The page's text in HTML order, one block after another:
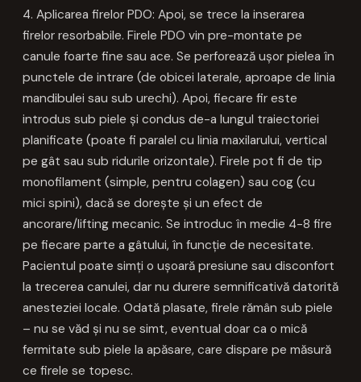
4. Aplicarea firelor PDO: Apoi, se trece la inserarea
firelor resorbabile. Firele PDO vin pre-montate pe
canule foarte fine sau ace. Se perforează ușor pielea în
punctele de intrare (de obicei laterale, aproape de linia
mandibulei sau sub urechi). Apoi, fiecare fir este
introdus sub piele și condus de-a lungul traiectoriei
planificate (poate fi paralel cu linia maxilarului, vertical
pe gât sau sub ridurile orizontale). Firele pot fi de tip
monofilament (simple, pentru colagen) sau cog (cu
mici spini), dacă se dorește și un efect de
ancorare/lifting mecanic. Se introduc în medie 4-8 fire
pe fiecare parte a gâtului, în funcție de necesitate.
Pacientul poate simți o ușoară presiune sau disconfort
la trecerea canulei, dar nu durere semnificativă datorită
anesteziei locale. Odată plasate, firele rămân sub piele
– nu se văd și nu se simt, eventual doar ca o mică
fermitate sub piele la apăsare, care dispare pe măsură
ce firele se topesc.